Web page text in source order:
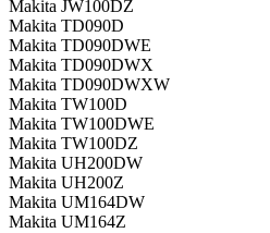
Makita JW100DZ
Makita TD090D
Makita TD090DWE
Makita TD090DWX
Makita TD090DWXW
Makita TW100D
Makita TW100DWE
Makita TW100DZ
Makita UH200DW
Makita UH200Z
Makita UM164DW
Makita UM164Z